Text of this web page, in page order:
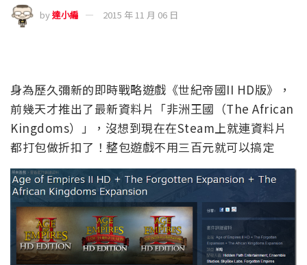
by達小編 2015 年 11 月 06 日
身為歷久彌新的即時戰略遊戲《世紀帝國II HD版》，
前幾天才推出了最新資料片「非洲王國（The African
Kingdoms）」，沒想到現在在Steam上就連資料片
都打包做折扣了！整包遊戲不用三百元就可以搞定